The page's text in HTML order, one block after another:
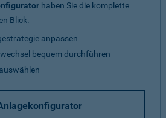
haben Sie die komplette
Blick.
anpassen
bequem durchführen